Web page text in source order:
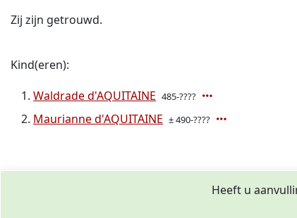
Zij zijn getrouwd.
Kind(eren):
Waldrade d'AQUITAINE 485-????
Maurianne d'AQUITAINE ± 490-????
Heeft u